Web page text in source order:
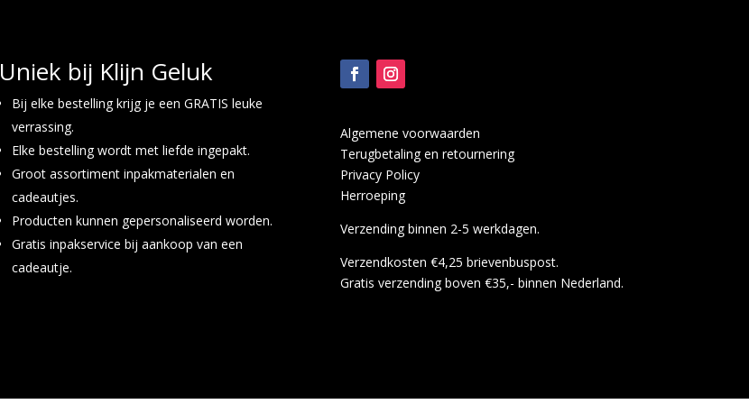
Uniek bij Klijn Geluk
Bij elke bestelling krijg je een GRATIS leuke
verrassing.
Elke bestelling wordt met liefde ingepakt.
Groot assortiment inpakmaterialen en
cadeautjes.
Producten kunnen gepersonaliseerd worden.
Gratis inpakservice bij aankoop van een
cadeautje.
Algemene voorwaarden
Terugbetaling en retournering
Privacy Policy
Herroeping
Verzending binnen 2-5 werkdagen.
Verzendkosten €4,25 brievenbuspost.
Gratis verzending boven €35,- binnen Nederland.